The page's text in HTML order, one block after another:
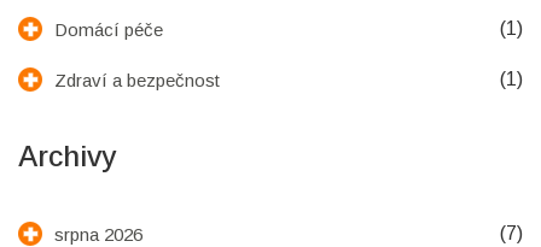
Domácí péče (1)
Zdraví a bezpečnost (1)
Archivy
srpna 2026 (7)